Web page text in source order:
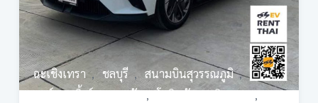
ฉะเชิงเทรา , ชลบุรี , สนามบินสุวรรณภูมิ ,
แอร์พอตลิ้งค์ลาดกระบัง , โรบินสันฉะเชิงเทรา ,